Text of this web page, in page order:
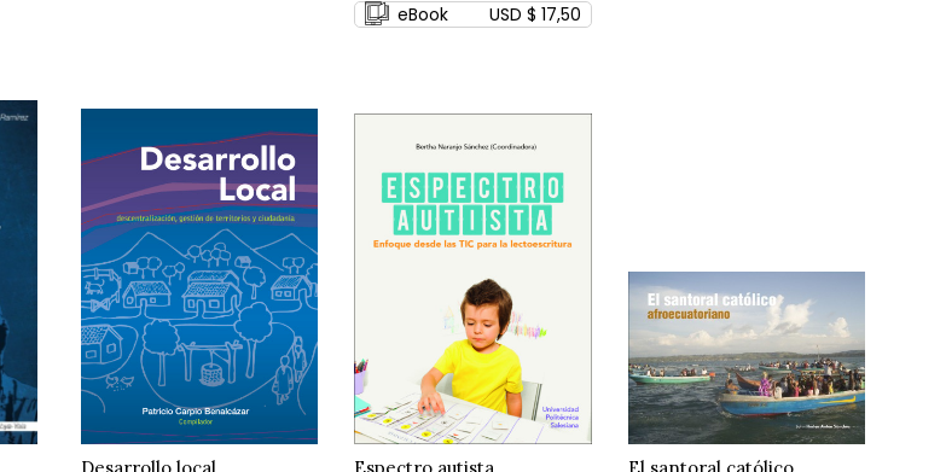
eBook
USD $ 17,50
Desarrollo local Espectro autista El santoral católico